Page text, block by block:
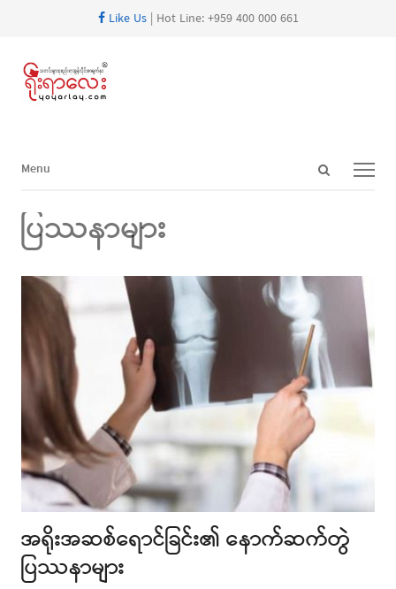
Like Us| Hot Line: +959 400 000 661
Open
Menu
Menu
ပြဿနာများ
အရိုးအဆစ်ရောင်ခြင်း၏ နောက်ဆက်တွဲ
ပြဿနာများ